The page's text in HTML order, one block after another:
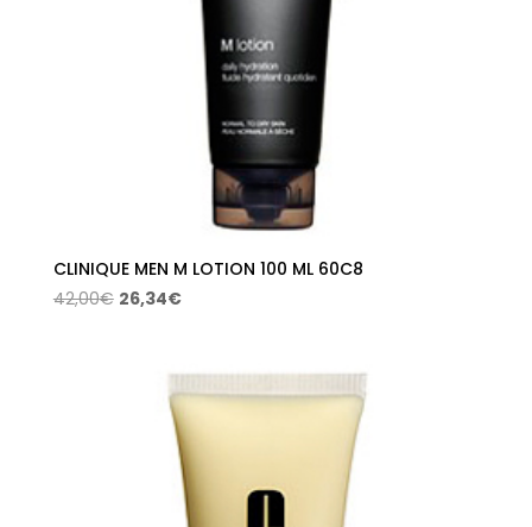
CLINIQUE MEN M LOTION 100 ML 60C8
42,00€ El
42,00€.
26,34€El
es:
26,34€.